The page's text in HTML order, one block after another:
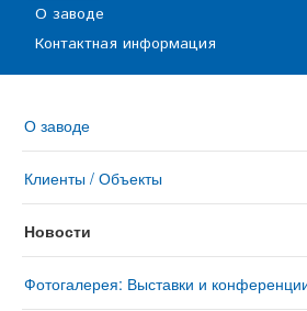
О заводе
Контактная информация
О заводе
Клиенты / Объекты
Новости
Фотогалерея: Выставки и